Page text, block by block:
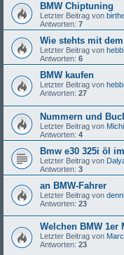
BMW Chiptuning
Letzter Beitrag von
Antworten: 7
Wie stehts mit
Letzter Beitrag von
Antworten: 6
BMW kaufen
Letzter Beitrag von
Antworten: 27
Nummern und
Letzter Beitrag von
Antworten: 4
Bmw e30 325i öl
Letzter Beitrag von
Antworten: 3
an BMW-Fahrer
Letzter Beitrag von
Antworten: 23
Welchen BMW 1er
Letzter Beitrag von
Antworten: 23